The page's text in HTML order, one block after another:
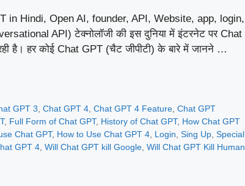
in Hindi, Open AI, founder, API, Website, app, login,
API) टेक्नोलॉजी की इस दुनिया में इंटरनेट पर Chat
है। हर कोई Chat GPT (चैट जीपीटी) के बारे में जानने …
GPT 3 Chat GPT 4, Chat GPT 4 Feature, Chat GPT
, Full Form of Chat GPT, History of Chat GPT, How Chat GPT
Chat GPT, How to Use Chat GPT 4 Login Sing Up Special
GPT 4 Will Chat GPT kill Google Will Chat GPT Kill Human